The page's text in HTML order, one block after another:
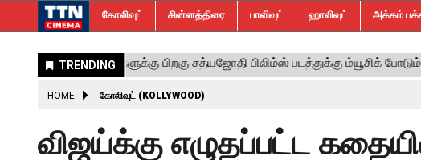
கோலிவுட் சின்னத்திரை பாலிவுட் ஹாலிவுட் அக்கம்
HOME கோலிவுட் (KOLLYWOOD)
விஜய்க்கு எழுதப்பட்ட